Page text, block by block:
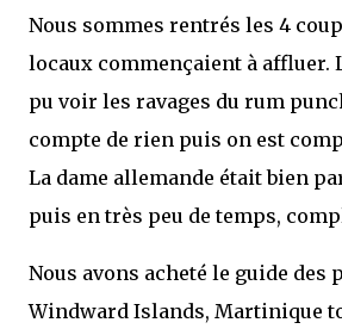
Nous sommes rentrés les 4
locaux commençaient à affluer.
pu voir les ravages du rum
compte de rien puis on est
La dame allemande était bien
puis en très peu de temps,
Nous avons acheté le guide des
Windward Islands, Martinique